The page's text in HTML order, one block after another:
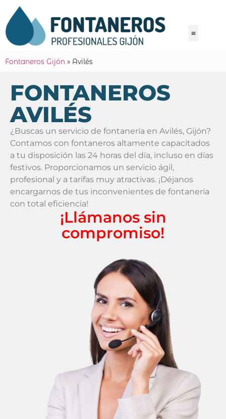
Fontaneros Gijón » Avilés
FONTANEROS
AVILÉS
¿Buscas un servicio de fontanería en Avilés, Gijón?
Contamos con fontaneros altamente capacitados
a tu disposición las 24 horas del día, incluso en días
festivos. Proporcionamos un servicio ágil,
profesional y a tarifas muy atractivas. ¡Déjanos
encargarnos de tus inconvenientes de fontanería
con total eficiencia!
¡Llámanos sin
compromiso!